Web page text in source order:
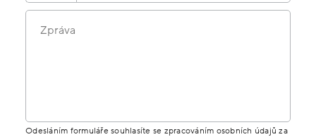
Zpráva
Odesláním formuláře souhlasíte se zpracováním osobních údajů za